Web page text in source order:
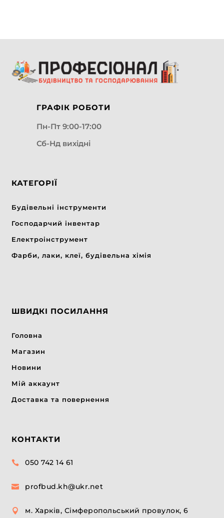
ГРАФІК РОБОТИ
Пн-Пт 9:00-17:00
Сб-Нд вихідні
КАТЕГОРІЇ
Будівельні інструменти
Господарчий інвентар
Електроінструмент
Фарби, лаки, клеї, будівельна хімія
ШВИДКІ ПОСИЛАННЯ
Головна
Магазин
Новини
Мій аккаунт
Доставка та повернення
КОНТАКТИ
 050 742 14 61
 profbud.kh@ukr.net
 м. Харків, Сімферопольський провулок, 6